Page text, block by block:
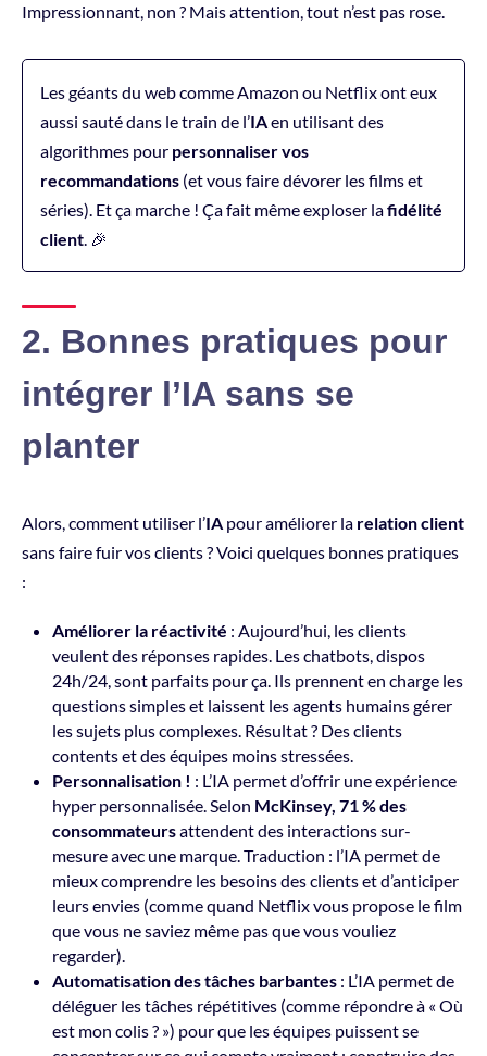
Impressionnant, non ? Mais attention, tout n’est pas rose.
Les géants du web comme Amazon ou Netflix ont eux
aussi sauté dans le train de l’IAen utilisant des
algorithmes pour personnaliser vos
recommandations (et vous faire dévorer les films et
séries). Et ça marche ! Ça fait même exploser lafidélité
client. 🎉
2. Bonnes pratiques pour
intégrer l’IA sans se
planter
Alors, comment utiliser l’IA pour améliorer la relation client
sans faire fuir vos clients ? Voici quelques bonnes pratiques
:
Améliorer la réactivité : Aujourd’hui, les clients
veulent des réponses rapides. Les chatbots, dispos
24h/24, sont parfaits pour ça. Ils prennent en charge les
questions simples et laissent les agents humains gérer
les sujets plus complexes. Résultat ? Des clients
contents et des équipes moins stressées.
Personnalisation ! : L’IA permet d’offrir une expérience
hyper personnalisée. Selon McKinsey, 71 % des
consommateursattendent des interactions sur-
mesure avec une marque. Traduction : l’IA permet de
mieux comprendre les besoins des clients et d’anticiper
leurs envies (comme quand Netflix vous propose le film
que vous ne saviez même pas que vous vouliez
regarder).
Automatisation des tâches barbantes : L’IA permet de
déléguer les tâches répétitives (comme répondre à « Où
est mon colis ? ») pour que les équipes puissent se